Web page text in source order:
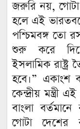
জরুরি নয়, গোটা
হলে এই
পশ্চিমবঙ্গ তো
শুরু করে
ইসলামিক রাষ্ট্র
হবে।” একাংশ
কেন্দ্রীয় মন্ত্রী
বাংলা
গোটা দেশের